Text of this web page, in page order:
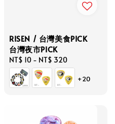
RISEN / 台灣美食PICK
台灣夜市PICK
Regular
price
NT$ 10 - NT$ 320
+20